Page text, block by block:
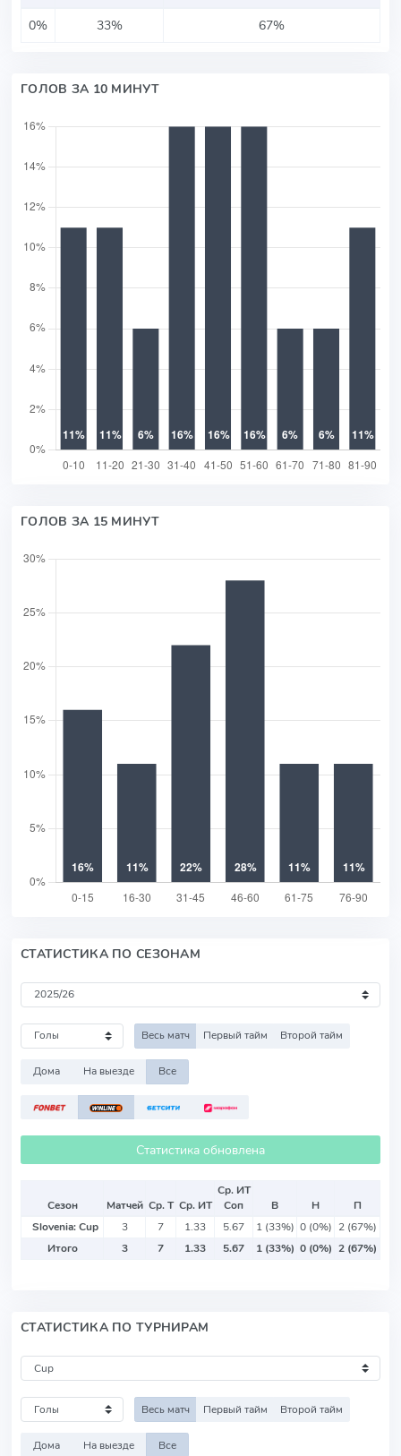
0%
33% 67%
ГОЛОВ ЗА 10 МИНУТ
ГОЛОВ ЗА 15 МИНУТ
СТАТИСТИКА ПО СЕЗОНАМ
Весь матч Первый тайм Второй тайм
Дома На выезде Все
Статистика обновлена
Сезон Матчей Ср. Т Ср. ИТ
Ср. ИТ
Соп
В Н
П
Slovenia: Cup
3 7 1.33 5.67 1 (33%) 0 (0%) 2 (67%)
Итого
3 7 1.33 5.67 1 (33%) 0 (0%) 2 (67%)
СТАТИСТИКА ПО ТУРНИРАМ
Весь матч Первый тайм Второй тайм
Дома На выезде Все